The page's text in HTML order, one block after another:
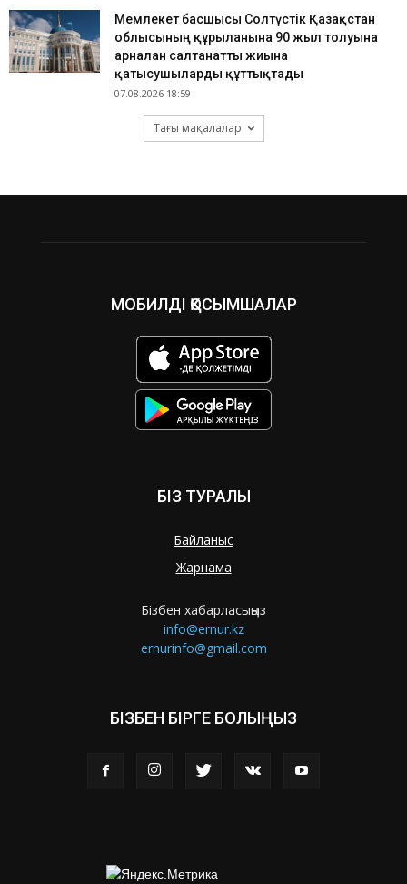
Мемлекет басшысы Солтүстік Қазақстан
облысының құрылғанына 90 жыл толуына
арналған салтанатты жиынға
қатысушыларды құттықтады
07.08.2026 18:59
Тағы мақалалар
МОБИЛДІ ҚОСЫМШАЛАР
БІЗ ТУРАЛЫ
Байланыс
Жарнама
Бізбен хабарласыңыз
info@ernur.kz
ernurinfo@gmail.com
БІЗБЕН БІРГЕ БОЛЫҢЫЗ